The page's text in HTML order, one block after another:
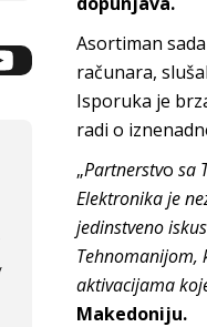
Asortiman
računara,
Isporuka je
radi o
„Partnerstvo sa
Elektronika je
jedinstveno
Tehnomanijom,
aktivacijama
Makedoniju.